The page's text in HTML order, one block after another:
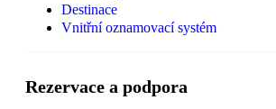
Destinace
Vnitřní oznamovací systém
Rezervace a podpora